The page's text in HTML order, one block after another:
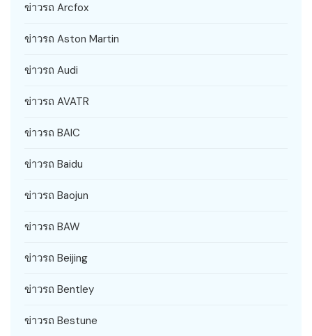
ข่าวรถ Arcfox
ข่าวรถ Aston Martin
ข่าวรถ Audi
ข่าวรถ AVATR
ข่าวรถ BAIC
ข่าวรถ Baidu
ข่าวรถ Baojun
ข่าวรถ BAW
ข่าวรถ Beijing
ข่าวรถ Bentley
ข่าวรถ Bestune